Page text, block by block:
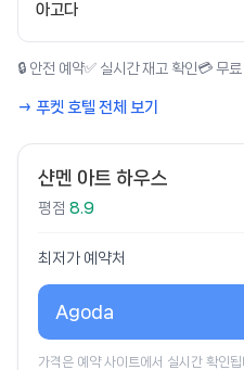
아고다
🔒 안전 예약✅ 실시간 재고 확인 💳 무료
→ 푸켓 호텔 전체 보기
샨멘 아트 하우스
평점 8.9
최저가 예약처
Agoda
가격은 예약 사이트에서 실시간 확인